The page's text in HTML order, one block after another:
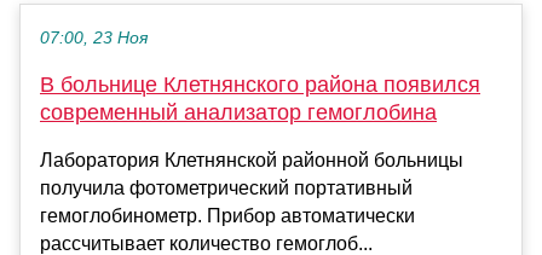
07:00, 23 Ноя
В больнице Клетнянского района появился
современный анализатор гемоглобина
Лаборатория Клетнянской районной больницы
получила фотометрический портативный
гемоглобинометр. Прибор автоматически
рассчитывает количество гемоглоб...